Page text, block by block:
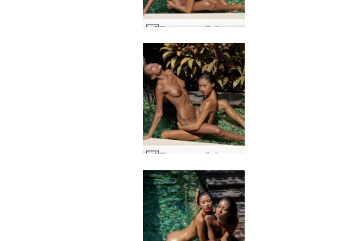
Парти край басейна на Клои и Хироми #9